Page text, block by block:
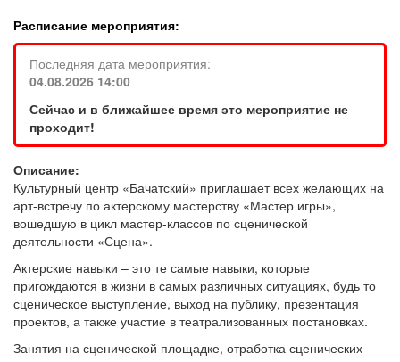
ТВ программа Я - пенсионер
Расписание мероприятия:
Последняя дата мероприятия:
04.08.2026 14:00
Сейчас и в ближайшее время это мероприятие не
проходит!
Описание:
Культурный центр «Бачатский» приглашает всех желающих на
арт-встречу по актерскому мастерству «Мастер игры»,
вошедшую в цикл мастер-классов по сценической
деятельности «Сцена».
Актерские навыки – это те самые навыки, которые
пригождаются в жизни в самых различных ситуациях, будь то
сценическое выступление, выход на публику, презентация
проектов, а также участие в театрализованных постановках.
Занятия на сценической площадке, отработка сценических